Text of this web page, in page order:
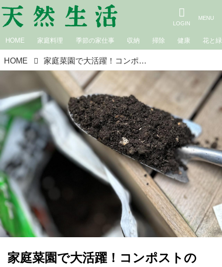
HOME 家庭料理 季節の家仕事 収納 掃除 健康 花と緑
HOME 家庭菜園で大活躍！コンポストの「堆肥」上手な使い方。初めてでも失敗しない“市販の土いらず”のやさしい暮らし／さとうゆみこさん（フラワー＆グリーンスタイリスト）
家庭菜園で大活躍！コンポストの